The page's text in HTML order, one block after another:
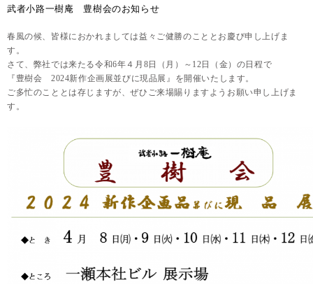
武者小路一樹庵 豊樹会のお知らせ
春風の候、皆様におかれましては益々ご健勝のこととお慶び申し上げま
す。
さて、弊社では来たる令和6年４月 8日（月）～ 12日（金）の日程で
『豊樹会 2024新作企画展並びに現品展』を開催いたします。
ご多忙のこととは存じますが、ぜひご来場賜りますようお願い申し上げま
す。